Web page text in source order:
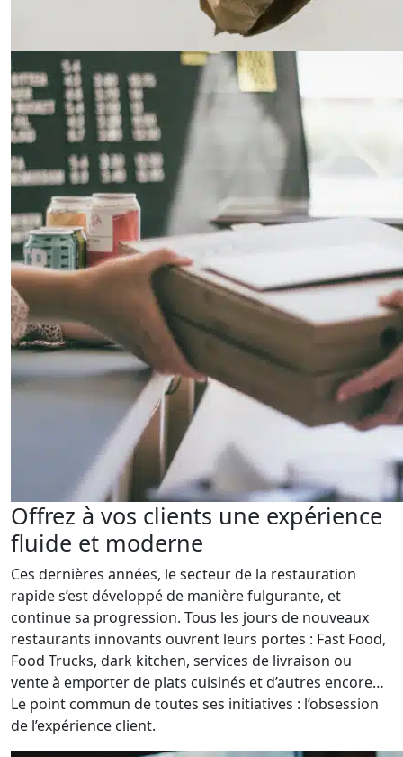
Offrez à vos clients une expérience
fluide et moderne
Ces dernières années, le secteur de la restauration
rapide s’est développé de manière fulgurante, et
continue sa progression. Tous les jours de nouveaux
restaurants innovants ouvrent leurs portes : Fast Food,
Food Trucks, dark kitchen, services de livraison ou
vente à emporter de plats cuisinés et d’autres encore…
Le point commun de toutes ses initiatives : l’obsession
de l’expérience client.